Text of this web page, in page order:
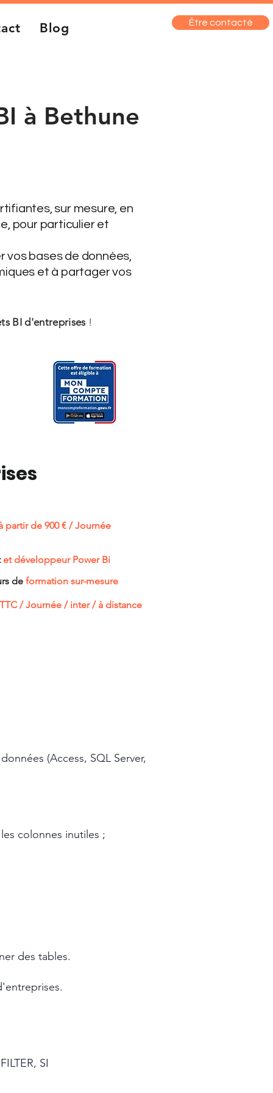
Blog Être contacté
à Bethune
sur mesure, en
pour particulier et
vos bases de données,
et à partager vos
BI d'entreprises!
partir de 900 € / Journée​
et développeur Power Bi
de formation sur-mesure
/ Journée​ / inter / à distance
(Access, SQL Server,
colonnes inutiles ;
des tables.
SI